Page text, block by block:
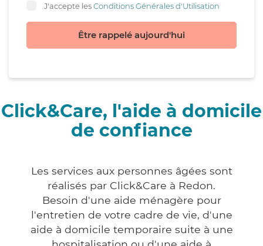
J'accepte lesConditions Générales d'Utilisation
Être rappelé aujourd'hui
Click&Care, l'aide à domicile
de confiance
Les services aux personnes âgées sont
réalisés par Click&Care à Redon.
Besoin d'une aide ménagère pour
l'entretien de votre cadre de vie, d'une
aide à domicile temporaire suite à une